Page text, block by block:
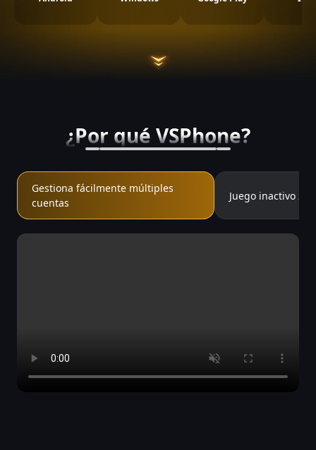
¿Por qué VSPhone?
Gestiona fácilmente múltiples
cuentas
Juego inactivo 24/